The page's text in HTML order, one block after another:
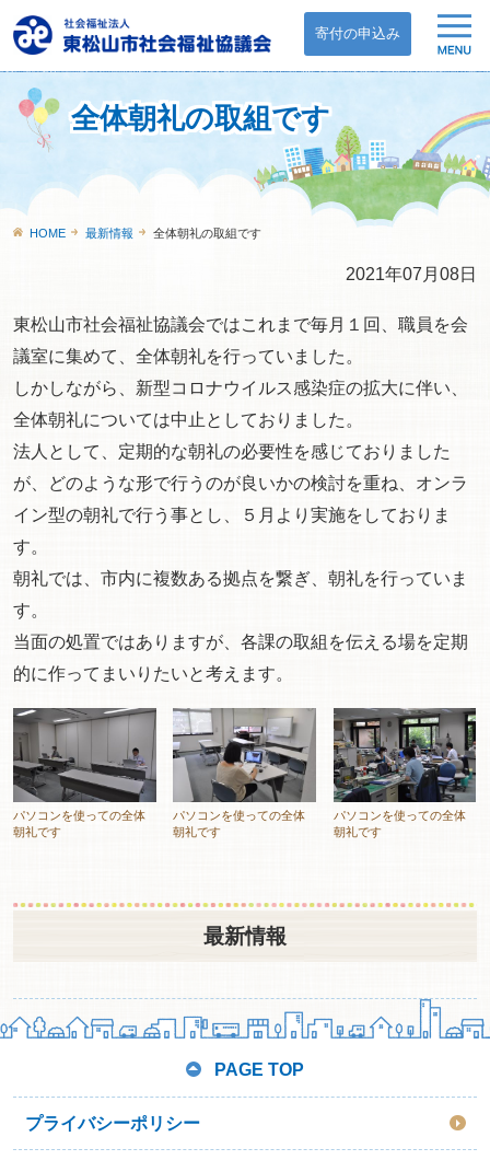
寄付の申込み
全体朝礼の取組です
HOME 最新情報 全体朝礼の取組です
2021年07月08日
東松山市社会福祉協議会ではこれまで毎月１回、職員を会
議室に集めて、全体朝礼を行っていました。
しかしながら、新型コロナウイルス感染症の拡大に伴い、
全体朝礼については中止としておりました。
法人として、定期的な朝礼の必要性を感じておりました
が、どのような形で行うのが良いかの検討を重ね、オンラ
イン型の朝礼で行う事とし、５月より実施をしておりま
す。
朝礼では、市内に複数ある拠点を繋ぎ、朝礼を行っていま
す。
当面の処置ではありますが、各課の取組を伝える場を定期
的に作ってまいりたいと考えます。
パソコンを使っての全体
朝礼です
パソコンを使っての全体
朝礼です
パソコンを使っての全体
朝礼です
最新情報
PAGE TOP
プライバシーポリシー